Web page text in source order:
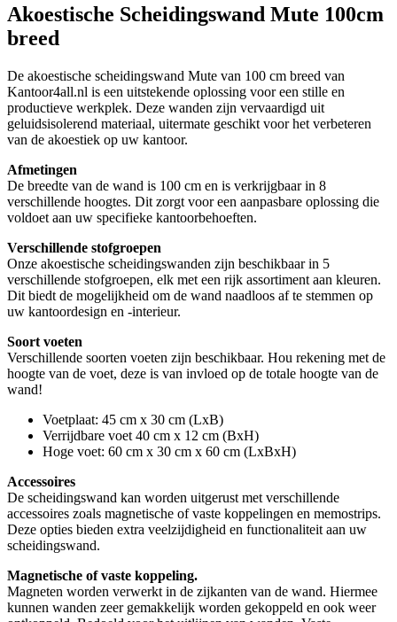
Akoestische Scheidingswand Mute 100cm
breed
De akoestische scheidingswand Mute van 100 cm breed van
Kantoor4all.nl is een uitstekende oplossing voor een stille en
productieve werkplek. Deze wanden zijn vervaardigd uit
geluidsisolerend materiaal, uitermate geschikt voor het verbeteren
van de akoestiek op uw kantoor.
Afmetingen
De breedte van de wand is 100 cm en is verkrijgbaar in 8
verschillende hoogtes. Dit zorgt voor een aanpasbare oplossing die
voldoet aan uw specifieke kantoorbehoeften.
Verschillende stofgroepen
Onze akoestische scheidingswanden zijn beschikbaar in 5
verschillende stofgroepen, elk met een rijk assortiment aan kleuren.
Dit biedt de mogelijkheid om de wand naadloos af te stemmen op
uw kantoordesign en -interieur.
Soort voeten
Verschillende soorten voeten zijn beschikbaar. Hou rekening met de
hoogte van de voet, deze is van invloed op de totale hoogte van de
wand!
Voetplaat: 45 cm x 30 cm (LxB)
Verrijdbare voet 40 cm x 12 cm (BxH)
Hoge voet: 60 cm x 30 cm x 60 cm (LxBxH)
Accessoires
De scheidingswand kan worden uitgerust met verschillende
accessoires zoals magnetische of vaste koppelingen en memostrips.
Deze opties bieden extra veelzijdigheid en functionaliteit aan uw
scheidingswand.
Magnetische of vaste koppeling.
Magneten worden verwerkt in de zijkanten van de wand. Hiermee
kunnen wanden zeer gemakkelijk worden gekoppeld en ook weer